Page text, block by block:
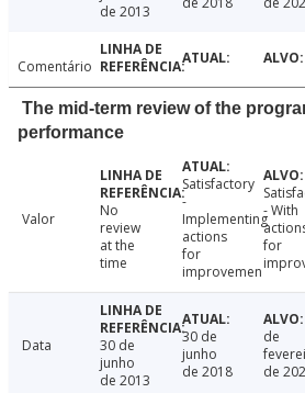
de 2013
Comentário
The mid-term review of the
performance
Valor
No
review
at the
time
Satisfactory
-
Implementing
actions
for
improvemen
- With
for
Data
30 de
junho
de 2013
30 de
junho
de 2018
de
de